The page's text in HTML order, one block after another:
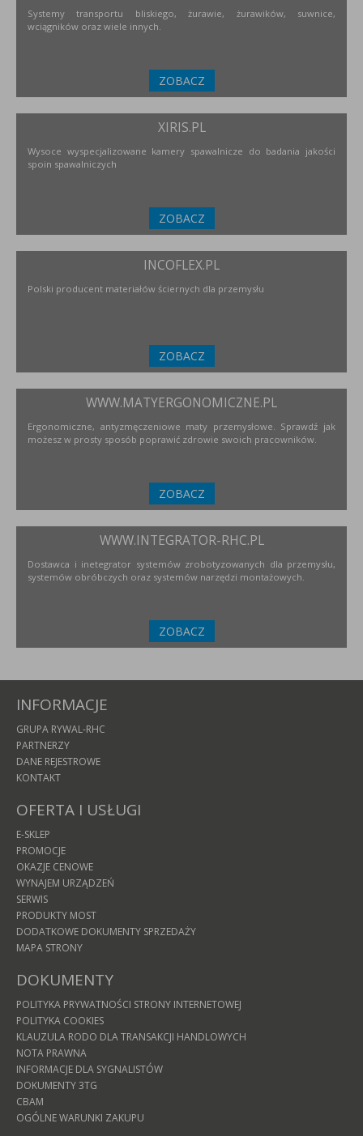
Systemy transportu bliskiego, żurawie, żurawików, suwnice,
wciągników oraz wiele innych.
ZOBACZ
XIRIS.PL
Wysoce wyspecjalizowane kamery spawalnicze do badania jakości
spoin spawalniczych
ZOBACZ
INCOFLEX.PL
Polski producent materiałów ściernych dla przemysłu
ZOBACZ
WWW.MATYERGONOMICZNE.PL
Ergonomiczne, antyzmęczeniowe maty przemysłowe. Sprawdź jak
możesz w prosty sposób poprawić zdrowie swoich pracowników.
ZOBACZ
WWW.INTEGRATOR-RHC.PL
Dostawca i inetegrator systemów zrobotyzowanych dla przemysłu,
systemów obróbczych oraz systemów narzędzi montażowych.
ZOBACZ
INFORMACJE
GRUPA RYWAL-RHC
PARTNERZY
DANE REJESTROWE
KONTAKT
OFERTA I USŁUGI
E-SKLEP
PROMOCJE
OKAZJE CENOWE
WYNAJEM URZĄDZEŃ
SERWIS
PRODUKTY MOST
DODATKOWE DOKUMENTY SPRZEDAŻY
MAPA STRONY
DOKUMENTY
POLITYKA PRYWATNOŚCI STRONY INTERNETOWEJ
POLITYKA COOKIES
KLAUZULA RODO DLA TRANSAKCJI HANDLOWYCH
NOTA PRAWNA
INFORMACJE DLA SYGNALISTÓW
DOKUMENTY 3TG
CBAM
OGÓLNE WARUNKI ZAKUPU